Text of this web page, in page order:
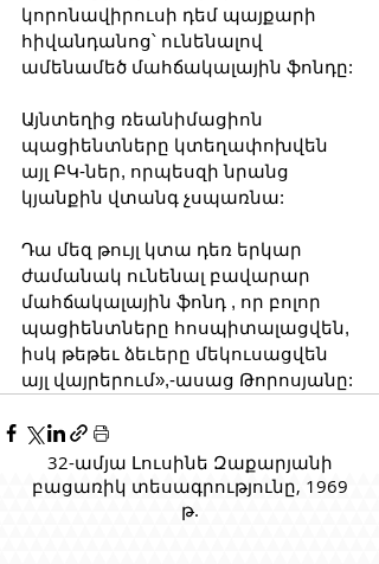
կորոնավիրուսի դեմ պայքարի
հիվանդանոց՝ ունենալով
ամենամեծ մահճակալային ֆոնդը:
Այնտեղից ռեանիմացիոն
պացիենտները կտեղափոխվեն
այլ ԲԿ-ներ, որպեսզի նրանց
կյանքին վտանգ չսպառնա:
Դա մեզ թույլ կտա դեռ երկար
ժամանակ ունենալ բավարար
մահճակալային ֆոնդ , որ բոլոր
պացիենտները հոսպիտալացվեն,
իսկ թեթեւ ձեւերը մեկուսացվեն
այլ վայրերում»,-ասաց Թորոսյանը:
32-ամյա Լուսինե Զաքարյանի
բացառիկ տեսագրությունը, 1969
թ.